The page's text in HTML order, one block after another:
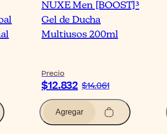
NUXE Men [BOOST]³
Gel de Ducha
Multiusos 200ml
Precio
$12.832 $14.061
Agregar